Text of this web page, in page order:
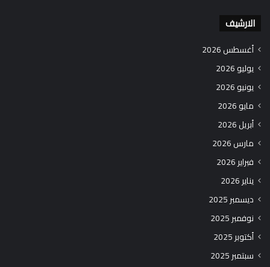
الارشيف
أغسطس 2026
يوليو 2026
يونيو 2026
مايو 2026
أبريل 2026
مارس 2026
فبراير 2026
يناير 2026
ديسمبر 2025
نوفمبر 2025
أكتوبر 2025
سبتمبر 2025